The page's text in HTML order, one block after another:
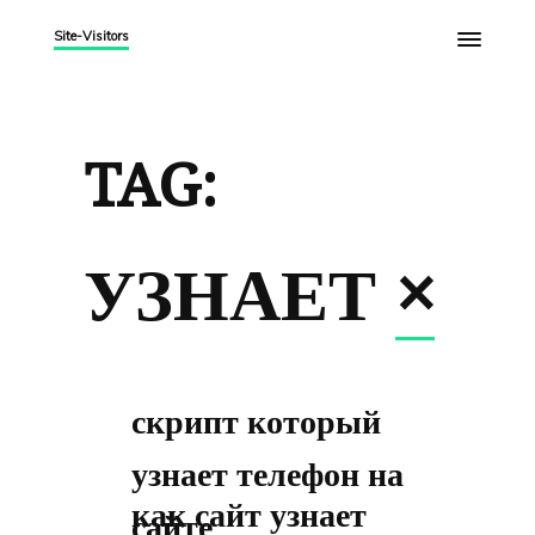
Site-Visitors
TAG:
УЗНАЕТ ×
скрипт который
узнает телефон на
как сайт узнает